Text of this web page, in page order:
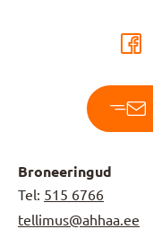
Broneeringud
Tel: 515 6766
tellimus@ahhaa.ee